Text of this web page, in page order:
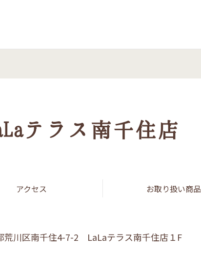
テラス南千住店
アクセス お取り扱い商品
川区南千住4-7-2 LaLaテラス南千住店１F